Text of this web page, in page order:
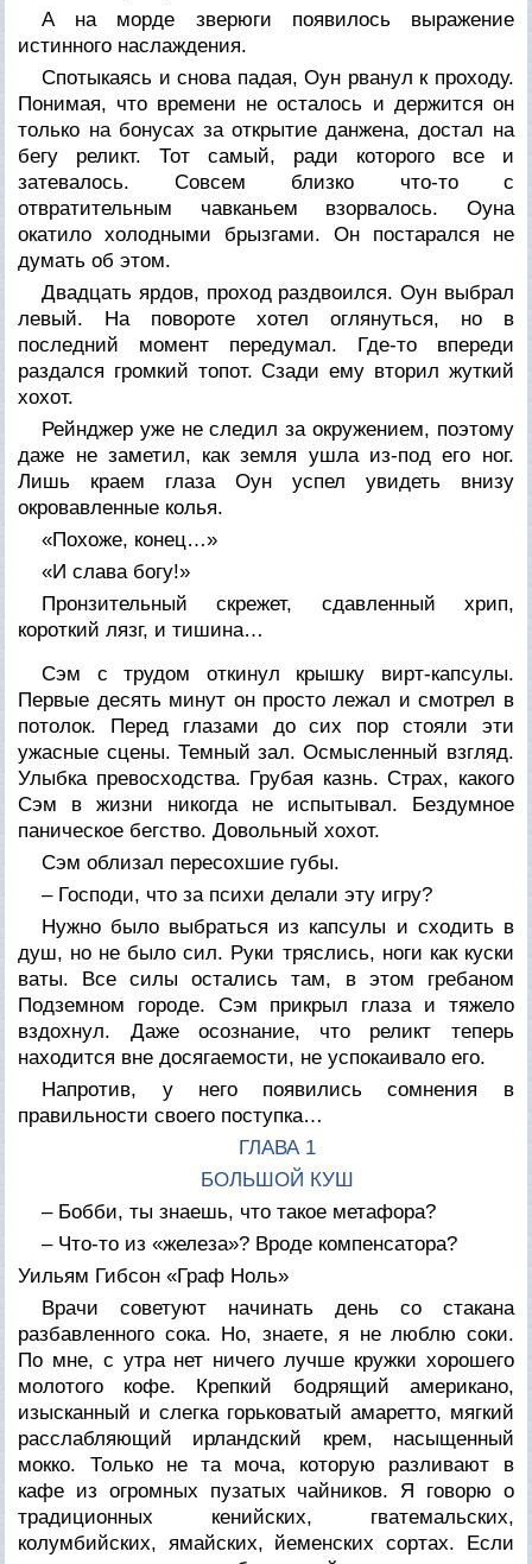
А на морде зверюги появилось выражение
истинного наслаждения.
Спотыкаясь и снова падая, Оун рванул к проходу.
Понимая, что времени не осталось и держится он
только на бонусах за открытие данжена, достал на
бегу реликт. Тот самый, ради которого все и
затевалось. Совсем близко что-то с
отвратительным чавканьем взорвалось. Оуна
окатило холодными брызгами. Он постарался не
думать об этом.
Двадцать ярдов, проход раздвоился. Оун выбрал
левый. На повороте хотел оглянуться, но в
последний момент передумал. Где-то впереди
раздался громкий топот. Сзади ему вторил жуткий
хохот.
Рейнджер уже не следил за окружением, поэтому
даже не заметил, как земля ушла из-под его ног.
Лишь краем глаза Оун успел увидеть внизу
окровавленные колья.
«Похоже, конец…»
«И слава богу!»
Пронзительный скрежет, сдавленный хрип,
короткий лязг, и тишина…
Сэм с трудом откинул крышку вирт-капсулы.
Первые десять минут он просто лежал и смотрел в
потолок. Перед глазами до сих пор стояли эти
ужасные сцены. Темный зал. Осмысленный взгляд.
Улыбка превосходства. Грубая казнь. Страх, какого
Сэм в жизни никогда не испытывал. Бездумное
паническое бегство. Довольный хохот.
Сэм облизал пересохшие губы.
– Господи, что за психи делали эту игру?
Нужно было выбраться из капсулы и сходить в
душ, но не было сил. Руки тряслись, ноги как куски
ваты. Все силы остались там, в этом гребаном
Подземном городе. Сэм прикрыл глаза и тяжело
вздохнул. Даже осознание, что реликт теперь
находится вне досягаемости, не успокаивало его.
Напротив, у него появились сомнения в
правильности своего поступка…
ГЛАВА 1
БОЛЬШОЙ КУШ
– Бобби, ты знаешь, что такое метафора?
– Что-то из «железа»? Вроде компенсатора?
Уильям Гибсон «Граф Ноль»
Врачи советуют начинать день со стакана
разбавленного сока. Но, знаете, я не люблю соки.
По мне, с утра нет ничего лучше кружки хорошего
молотого кофе. Крепкий бодрящий американо,
изысканный и слегка горьковатый амаретто, мягкий
расслабляющий ирландский крем, насыщенный
мокко. Только не та моча, которую разливают в
кафе из огромных пузатых чайников. Я говорю о
традиционных кенийских, гватемальских,
колумбийских, ямайских, йеменских сортах. Если